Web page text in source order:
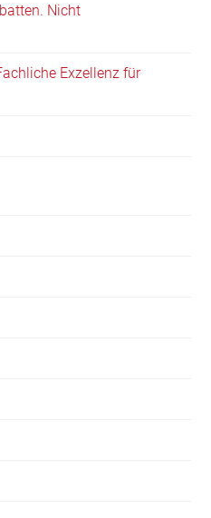
Nicht
Exzellenz für